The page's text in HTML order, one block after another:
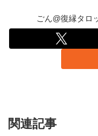
ごん@復縁タロ
関連記事